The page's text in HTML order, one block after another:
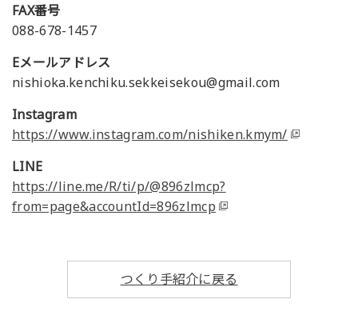
FAX番号
088-678-1457
Eメールアドレス
nishioka.kenchiku.sekkeisekou@gmail.com
Instagram
https://www.instagram.com/nishiken.kmym/
LINE
https://line.me/R/ti/p/@896zlmcp?
from=page&accountId=896zlmcp
つくり手紹介に戻る